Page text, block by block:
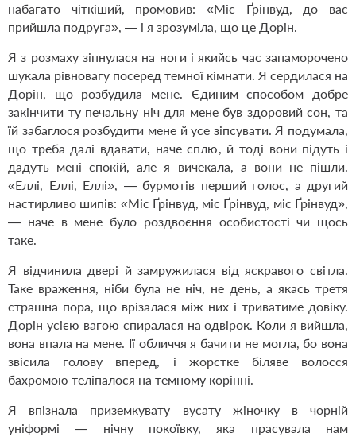
набагато чіткіший, промовив: «Міс Ґрінвуд, до вас
прийшла подруга», — і я зрозуміла, що це Дорін.
Я з розмаху зіпнулася на ноги і якийсь час запаморочено
шукала рівновагу посеред темної кімнати. Я сердилася на
Дорін, що розбудила мене. Єдиним способом добре
закінчити ту печальну ніч для мене був здоровий сон, та
їй забаглося розбудити мене й усе зіпсувати. Я подумала,
що треба далі вдавати, наче сплю, й тоді вони підуть і
дадуть мені спокій, але я вичекала, а вони не пішли.
«Еллі, Еллі, Еллі», — бурмотів перший голос, а другий
настирливо шипів: «Міс Ґрінвуд, міс Ґрінвуд, міс Ґрінвуд»,
— наче в мене було роздвоєння особистості чи щось
таке.
Я відчинила двері й замружилася від яскравого світла.
Таке враження, ніби була не ніч, не день, а якась третя
страшна пора, що врізалася між них і триватиме довіку.
Дорін усією вагою спиралася на одвірок. Коли я вийшла,
вона впала на мене. Її обличчя я бачити не могла, бо вона
звісила голову вперед, і жорстке біляве волосся
бахромою теліпалося на темному корінні.
Я впізнала приземкувату вусату жіночку в чорній
уніформі — нічну покоївку, яка прасувала нам